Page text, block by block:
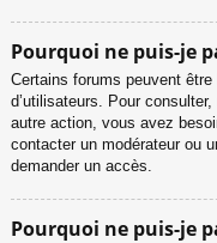
Pourquoi ne puis-je
Certains forums peuvent
d’utilisateurs. Pour
autre action, vous avez
contacter un modérateur ou
demander un accès.
Pourquoi ne puis-je